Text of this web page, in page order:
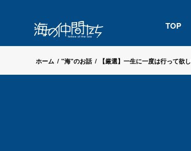
TOP
ホーム / "海"のお話 / 【厳選】一生に一度は行って欲